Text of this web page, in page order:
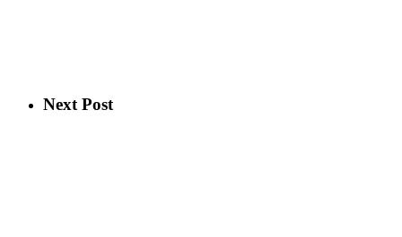
Next Post